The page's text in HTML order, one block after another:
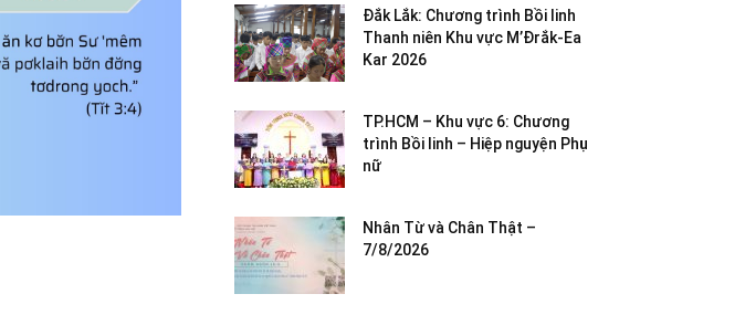
Đắk Lắk: Chương trình Bồi linh
Thanh niên Khu vực M’Đrắk-Ea
Kar 2026
TP.HCM – Khu vực 6: Chương
trình Bồi linh – Hiệp nguyện Phụ
nữ
Nhân Từ và Chân Thật –
7/8/2026